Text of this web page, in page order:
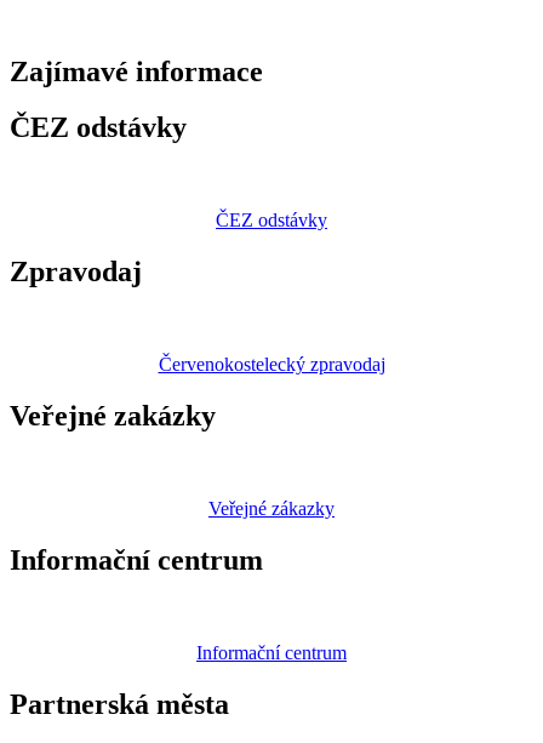
Zajímavé informace
ČEZ odstávky
ČEZ odstávky
Zpravodaj
Červenokostelecký zpravodaj
Veřejné zakázky
Veřejné zákazky
Informační centrum
Informační centrum
Partnerská města